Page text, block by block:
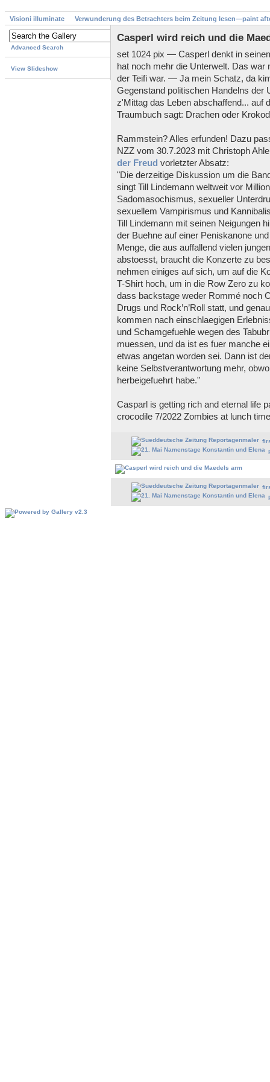
Visioni illuminate Verwunderung des Betrachters beim Zeitung lesen—paint
Advanced Search
View Slideshow
Casperl wird reich und die
set 1024 pix — Casperl denkt in
hat noch mehr die Unterwelt. Das
der Teifi war. — Ja mein Schatz, da
Gegenstand politischen Handelns der
z'Mittag das Leben abschaffend... auf
Traumbuch sagt: Drachen oder
Rammstein? Alles erfunden! Dazu
NZZ vom 30.7.2023 mit Christoph
der Freud vorletzter Absatz:
"Die derzeitige Diskussion um die
singt Till Lindemann weltweit vor
Sadomasochismus, sexueller
sexuellem Vampirismus und
Till Lindemann mit seinen Neigungen
der Buehne auf einer Peniskanone
Menge, die aus auffallend vielen
abstoesst, braucht die Konzerte zu
nehmen einiges auf sich, um auf die
T-Shirt hoch, um in die Row Zero zu
dass backstage weder Rommé noch
Drugs und Rock’n’Roll statt, und
kommen nach einschlaegigen
und Schamgefuehle wegen des
muessen, und da ist es fuer manche
etwas angetan worden sei. Dann ist
keine Selbstverantwortung mehr,
herbeigefuehrt habe."
Casparl is getting rich and eternal life
crocodile 7/2022 Zombies at lunch